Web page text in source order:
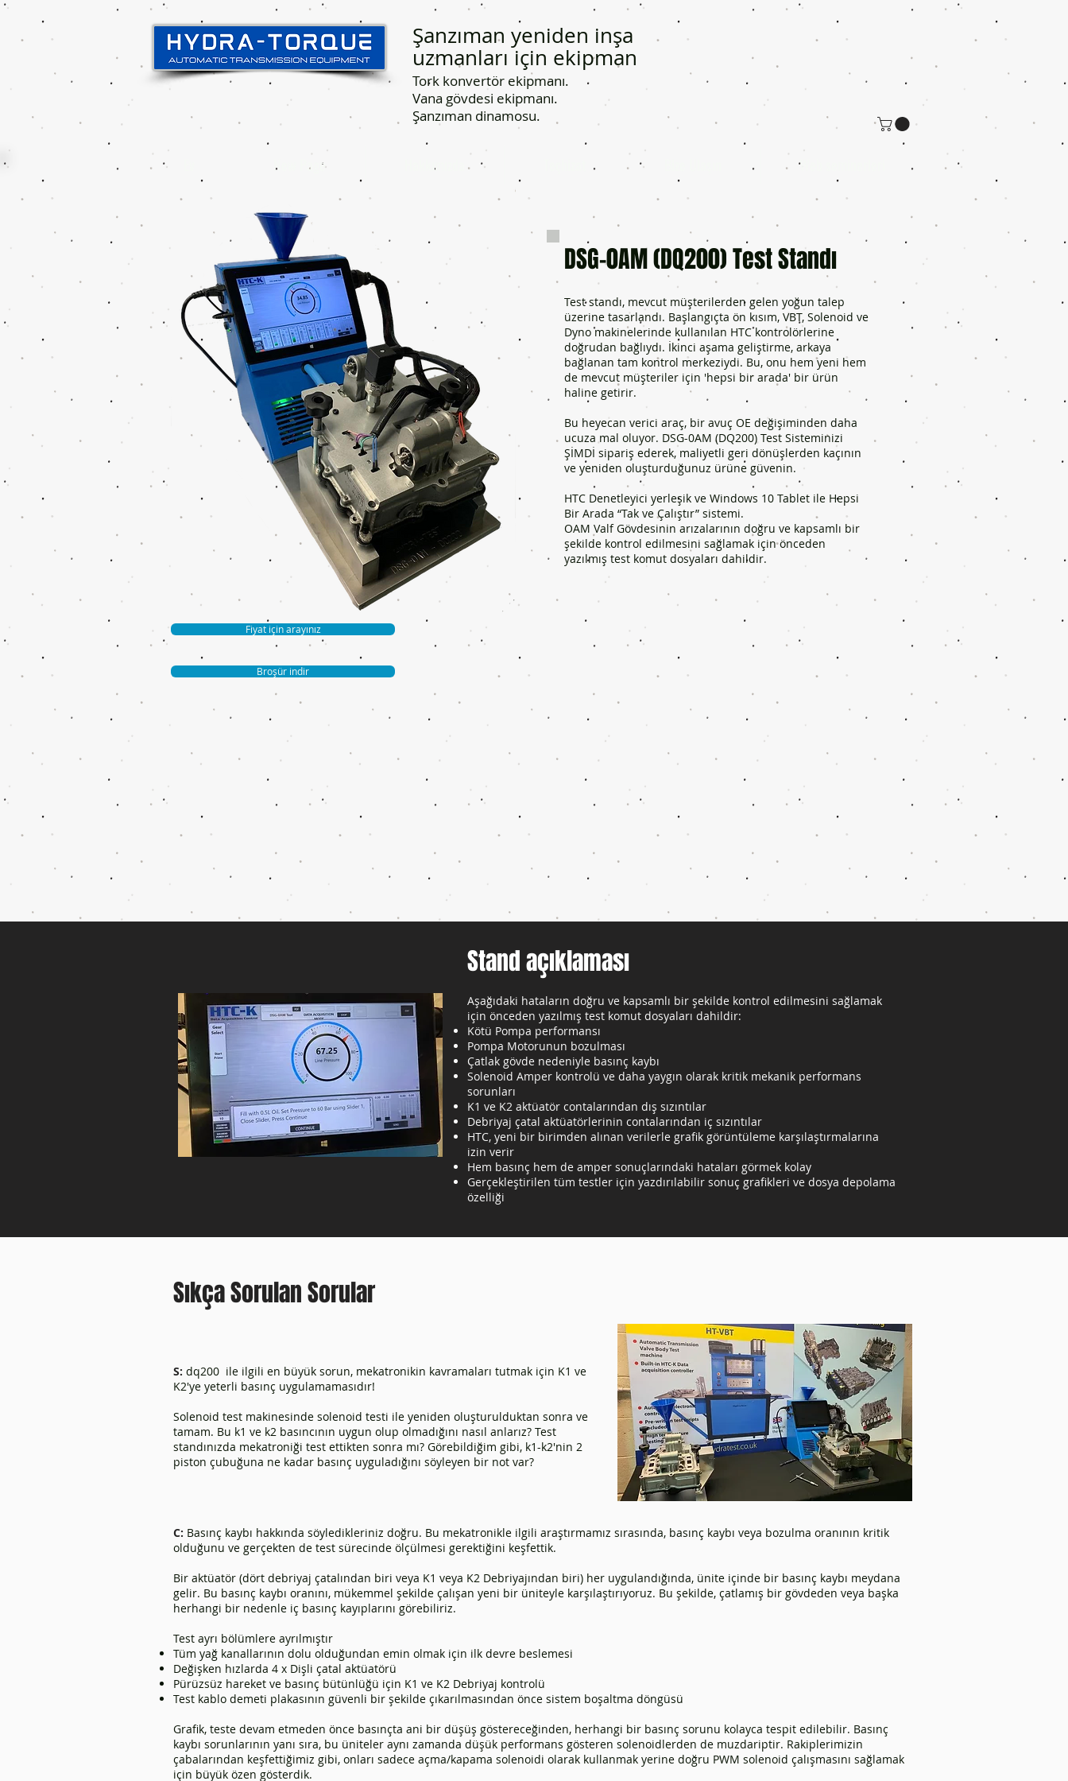
Şanzıman yeniden inşa
uzmanları için ekipman
Tork konvertör ekipmanı.
Vana gövdesi ekipmanı.
Şanzıman dinamosu.
Fiyat için arayınız
Broşür indir
DSG-0AM (DQ200) Test Standı
Test standı, mevcut müşterilerden gelen yoğun talep
üzerine tasarlandı. Başlangıçta ön kısım, VBT, Solenoid ve
Dyno makinelerinde kullanılan HTC kontrolörlerine
doğrudan bağlıydı. İkinci aşama geliştirme, arkaya
bağlanan tam kontrol merkeziydi. Bu, onu hem yeni hem
de mevcut müşteriler için 'hepsi bir arada' bir ürün
haline getirir.
Bu heyecan verici araç, bir avuç OE değişiminden daha
ucuza mal oluyor. DSG-0AM (DQ200) Test Sisteminizi
ŞİMDİ sipariş ederek, maliyetli geri dönüşlerden kaçının
ve yeniden oluşturduğunuz ürüne güvenin.
HTC Denetleyici yerleşik ve Windows 10 Tablet ile Hepsi
Bir Arada “Tak ve Çalıştır” sistemi.
OAM Valf Gövdesinin arızalarının doğru ve kapsamlı bir
şekilde kontrol edilmesini sağlamak için önceden
yazılmış test komut dosyaları dahildir.
Stand açıklaması
Aşağıdaki hataların doğru ve kapsamlı bir şekilde kontrol edilmesini sağlamak
için önceden yazılmış test komut dosyaları dahildir:
Kötü Pompa performansı
Pompa Motorunun bozulması
Çatlak gövde nedeniyle basınç kaybı
Solenoid Amper kontrolü ve daha yaygın olarak kritik mekanik performans
sorunları
K1 ve K2 aktüatör contalarından dış sızıntılar
Debriyaj çatal aktüatörlerinin contalarından iç sızıntılar
HTC, yeni bir birimden alınan verilerle grafik görüntüleme karşılaştırmalarına
izin verir
Hem basınç hem de amper sonuçlarındaki hataları görmek kolay
Gerçekleştirilen tüm testler için yazdırılabilir sonuç grafikleri ve dosya depolama
özelliği
Sıkça Sorulan Sorular
S: dq200 ile ilgili en büyük sorun, mekatronikin kavramaları tutmak için K1 ve
K2'ye yeterli basınç uygulamamasıdır!
Solenoid test makinesinde solenoid testi ile yeniden oluşturulduktan sonra ve
tamam. Bu k1 ve k2 basıncının uygun olup olmadığını nasıl anlarız? Test
standınızda mekatroniği test ettikten sonra mı? Görebildiğim gibi, k1-k2'nin 2
piston çubuğuna ne kadar basınç uyguladığını söyleyen bir not var?
C: Basınç kaybı hakkında söyledikleriniz doğru. Bu mekatronikle ilgili araştırmamız sırasında, basınç kaybı veya bozulma oranının kritik
olduğunu ve gerçekten de test sürecinde ölçülmesi gerektiğini keşfettik.
Bir aktüatör (dört debriyaj çatalından biri veya K1 veya K2 Debriyajından biri) her uygulandığında, ünite içinde bir basınç kaybı meydana
gelir. Bu basınç kaybı oranını, mükemmel şekilde çalışan yeni bir üniteyle karşılaştırıyoruz. Bu şekilde, çatlamış bir gövdeden veya başka
herhangi bir nedenle iç basınç kayıplarını görebiliriz.
Test ayrı bölümlere ayrılmıştır
Tüm yağ kanallarının dolu olduğundan emin olmak için ilk devre beslemesi
Değişken hızlarda 4 x Dişli çatal aktüatörü
Pürüzsüz hareket ve basınç bütünlüğü için K1 ve K2 Debriyaj kontrolü
Test kablo demeti plakasının güvenli bir şekilde çıkarılmasından önce sistem boşaltma döngüsü
Grafik, teste devam etmeden önce basınçta ani bir düşüş göstereceğinden, herhangi bir basınç sorunu kolayca tespit edilebilir. Basınç
kaybı sorunlarının yanı sıra, bu üniteler aynı zamanda düşük performans gösteren solenoidlerden de muzdariptir. Rakiplerimizin
çabalarından keşfettiğimiz gibi, onları sadece açma/kapama solenoidi olarak kullanmak yerine doğru PWM solenoid çalışmasını sağlamak
için büyük özen gösterdik.
New Page Hakkımızda Web seminerleri